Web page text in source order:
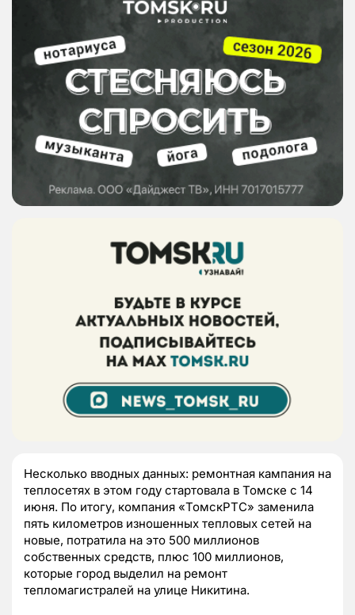
Несколько вводных данных: ремонтная кампания на
теплосетях в этом году стартовала в Томске с 14
июня. По итогу, компания «ТомскРТС» заменила
пять километров изношенных тепловых сетей на
новые, потратила на это 500 миллионов
собственных средств, плюс 100 миллионов,
которые город выделил на ремонт
тепломагистралей на улице Никитина.